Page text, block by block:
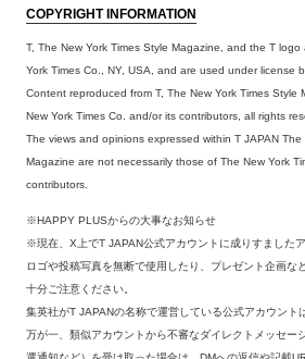
COPYRIGHT INFORMATION
T, The New York Times Style Magazine, and the T
York Times Co., NY, USA, and are used under license
Content reproduced from T, The New York Times Style
New York Times Co. and/or its contributors, all rights
The views and opinions expressed within T JAPAN The
Magazine are not necessarily those of The New York
contributors.
※HAPPY PLUSからの大事なお知らせ
※現在、X上でT JAPAN公式アカウントに成りすました
ロゴや投稿写真を無断で使用したり、プレゼント企画な
十分ご注意ください。
集英社がT JAPANの名称で運営している公式アカウント
万が一、類似アカウントから不審なダイレクトメッセー